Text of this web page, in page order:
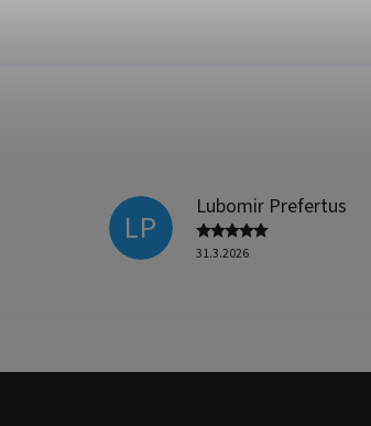
LP
Lubomir Prefertus
31.3.2026